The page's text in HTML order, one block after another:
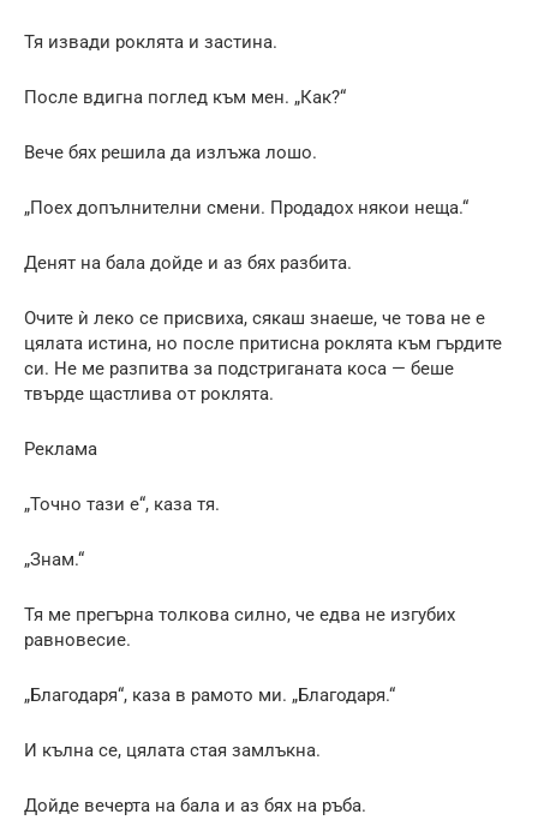
Тя извади роклята и застина.
После вдигна поглед към мен. „Как?“
Вече бях решила да излъжа лошо.
„Поех допълнителни смени. Продадох някои неща.“
Денят на бала дойде и аз бях разбита.
Очите ѝ леко се присвиха, сякаш знаеше, че това не е
цялата истина, но после притисна роклята към гърдите
си. Не ме разпитва за подстриганата коса — беше
твърде щастлива от роклята.
Реклама
„Точно тази е“, каза тя.
„Знам.“
Тя ме прегърна толкова силно, че едва не изгубих
равновесие.
„Благодаря“, каза в рамото ми. „Благодаря.“
И кълна се, цялата стая замлъкна.
Дойде вечерта на бала и аз бях на ръба.